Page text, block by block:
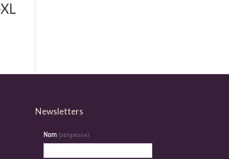
Newsletters
Nom (obligatoire)